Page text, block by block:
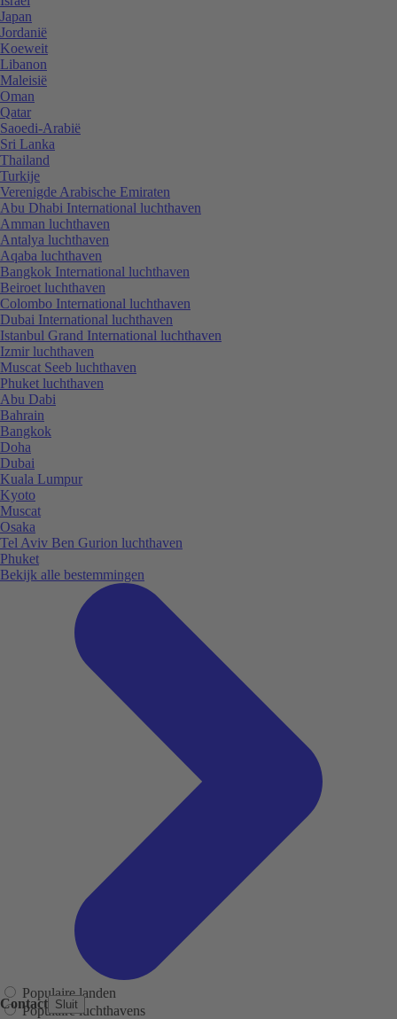
Contact Sluit
Japan
Jordanië
Koeweit
Libanon
Maleisië
Oman
Qatar
Saoedi-Arabië
Sri Lanka
Thailand
Turkije
Verenigde Arabische Emiraten
Abu Dhabi International luchthaven
Amman luchthaven
Antalya luchthaven
Aqaba luchthaven
Bangkok International luchthaven
Beiroet luchthaven
Colombo International luchthaven
Dubai International luchthaven
Istanbul Grand International luchthaven
Izmir luchthaven
Muscat Seeb luchthaven
Phuket luchthaven
Abu Dabi
Bahrain
Bangkok
Doha
Dubai
Kuala Lumpur
Kyoto
Muscat
Osaka
Tel Aviv Ben Gurion luchthaven
Phuket
Bekijk alle bestemmingen
Populaire landen
Populaire luchthavens